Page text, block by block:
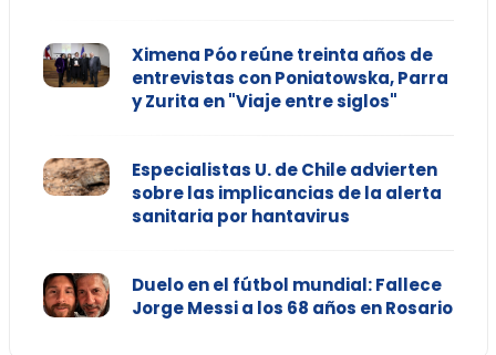
Ximena Póo reúne treinta años de
entrevistas con Poniatowska, Parra
y Zurita en "Viaje entre siglos"
Especialistas U. de Chile advierten
sobre las implicancias de la alerta
sanitaria por hantavirus
Duelo en el fútbol mundial: Fallece
Jorge Messi a los 68 años en Rosario